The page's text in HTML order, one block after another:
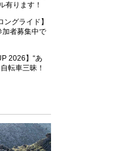
有ります！
ングライド】
加者募集中で
2026】“あ
転車三昧！